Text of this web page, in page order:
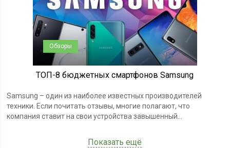
Обзоры
ТОП-8 бюджетных смартфонов Samsung
Samsung – один из наиболее известных производителей
техники. Если почитать отзывы, многие полагают, что
компания ставит на свои устройства завышенный...
Показать ещё